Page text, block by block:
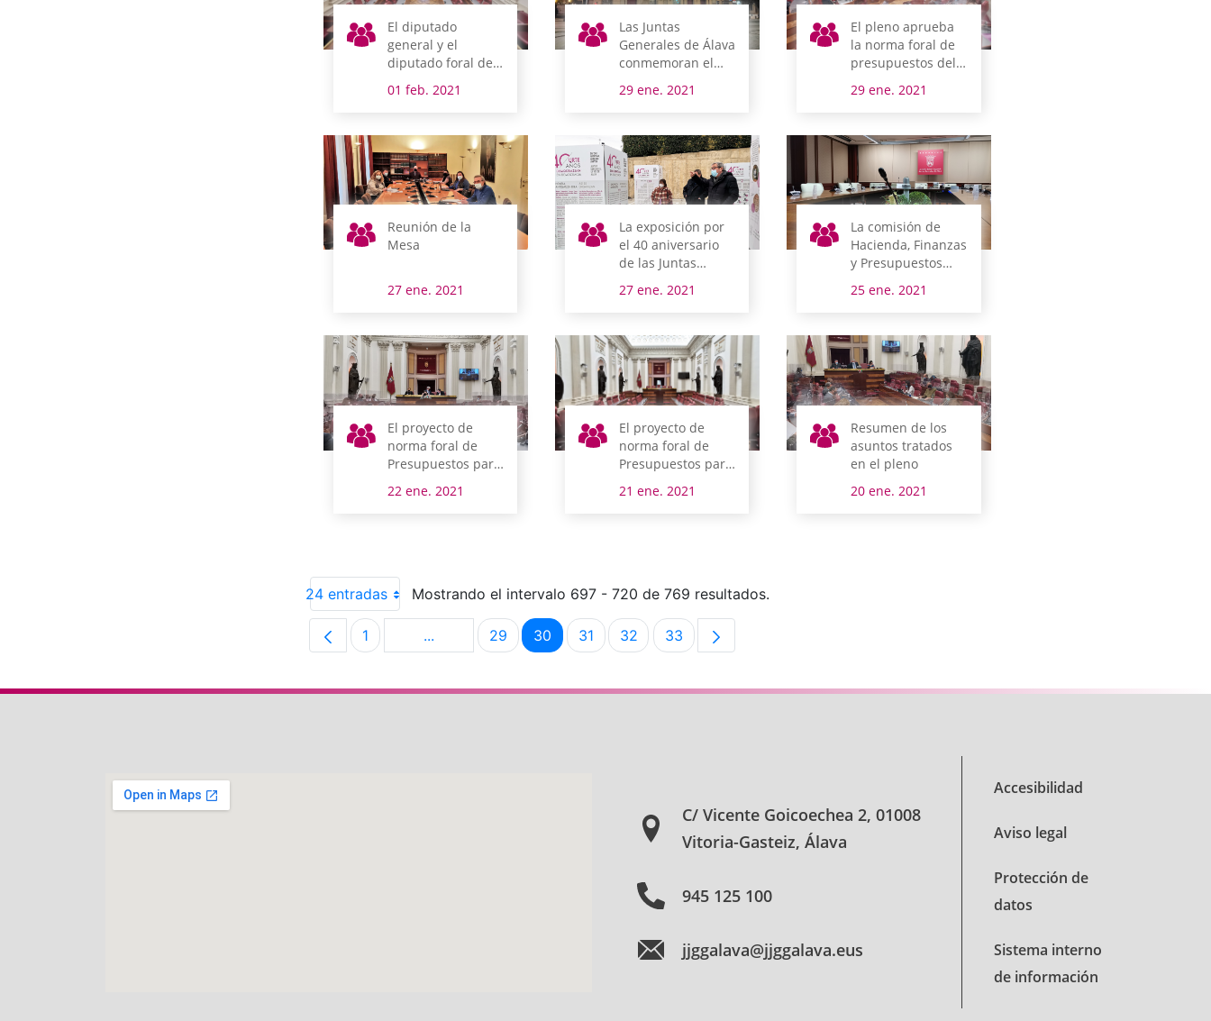
El diputado
general y el
diputado foral de
Urbanismo
semana en
comisión
01 feb. 2021
Las Juntas
Generales de Álava
conmemoran el
No Violencia y la
29 ene. 2021
El pleno aprueba
la norma foral de
presupuestos del
29 ene. 2021
Reunión de la
Mesa
27 ene. 2021
La exposición por
el 40 aniversario
de las Juntas
Álava, instalada en
Trevino
27 ene. 2021
La comisión de
Hacienda, Finanzas
y Presupuestos
enmiendas
proyecto de
presupuestos
25 ene. 2021
El proyecto de
norma foral de
Presupuestos para
votación de las
22 ene. 2021
El proyecto de
norma foral de
Presupuestos para
mañana al debate
21 ene. 2021
Resumen de los
asuntos tratados
en el pleno
20 ene. 2021
24 entradas Mostrando el intervalo 697 - 720 de 769 resultados.
Página
1 ...Páginas intermedias Use TAB para desplazarse.
Página
29 Página
30 Página
31 Página
32 Página
33
C/ Vicente Goicoechea 2, 01008
Vitoria-Gasteiz, Álava
945 125 100
jjggalava@jjggalava.eus
Accesibilidad
Aviso legal
Protección de
datos
Sistema interno
de información